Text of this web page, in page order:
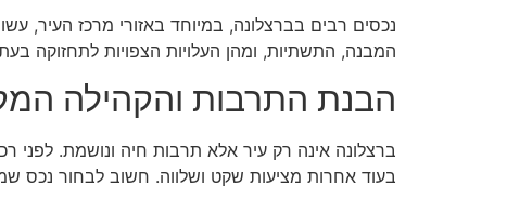
נכסים רבים בברצלונה, במיוחד באזורי מרכז העיר,
המבנה, התשתיות, ומהן העלויות הצפויות
הבנת התרבות והקהילה
ברצלונה אינה רק עיר אלא תרבות חיה ונושמת. לפני
בעוד אחרות מציעות שקט ושלווה. חשוב לבחור נכס